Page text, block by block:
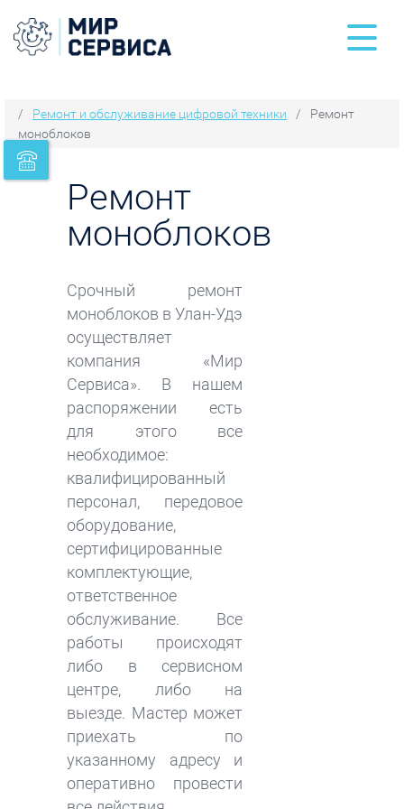
звонок
/ Ремонт и обслуживание цифровой техники /
Ремонт
моноблоков
Ремонт
моноблоков
Срочный ремонт
моноблоков в Улан-Удэ
осуществляет
компания «Мир
Сервиса». В нашем
распоряжении есть
для этого все
необходимое:
квалифицированный
персонал, передовое
оборудование,
сертифицированные
комплектующие,
ответственное
обслуживание. Все
работы происходят
либо в сервисном
центре, либо на
выезде. Мастер может
приехать по
указанному адресу и
оперативно провести